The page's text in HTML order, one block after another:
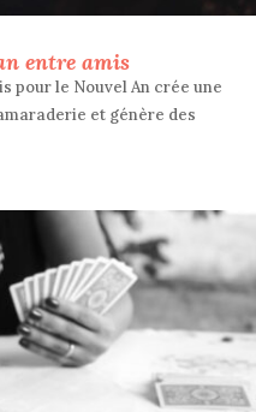
entre amis
pour le Nouvel An crée une
et génère des